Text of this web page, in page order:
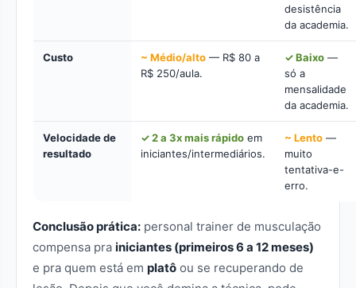
desistência
da academia.
Custo ~ Médio/alto — R$ 80 a
R$ 250/aula.
✓ Baixo —
só a
mensalidade
da academia.
Velocidade de
resultado
✓ 2 a 3x mais rápido em
iniciantes/intermediários.
~ Lento —
muito
tentativa-e-
erro.
Conclusão prática: personal trainer de musculação
compensa pra iniciantes (primeiros 6 a 12 meses)
e pra quem está em platô ou se recuperando de